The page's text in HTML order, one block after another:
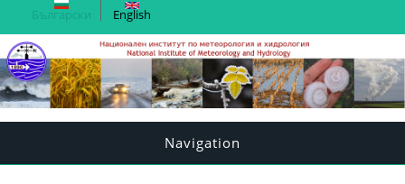
Български English
Navigation